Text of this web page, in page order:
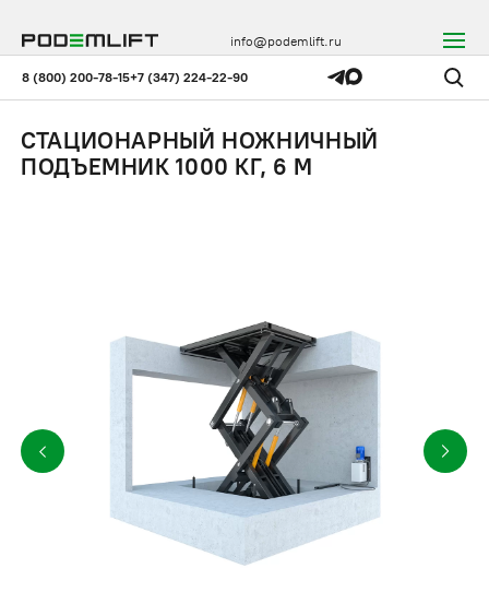
8 (800) 200-78-15+7 (347) 224-22-90
info@podemlift.ru
СТАЦИОНАРНЫЙ НОЖНИЧНЫЙ
ПОДЪЕМНИК 1000 КГ, 6 М